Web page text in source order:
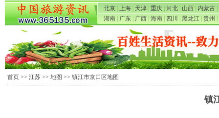
北京 上海 天津 重庆 河北 山西 内蒙古
湖南
广东 广西 海南 四川 黑龙江 贵州
首页 >> 江苏 >> 地图 >> 镇江市京口区地图
镇